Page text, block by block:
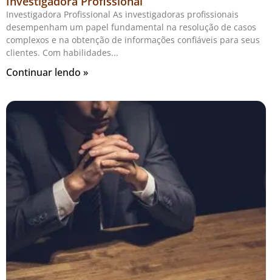
Investigadora Profissional As investigadoras profissionais
desempenham um papel fundamental na resolução de casos
complexos e na obtenção de informações confiáveis para seus
clientes. Com habilidades
Continuar lendo »